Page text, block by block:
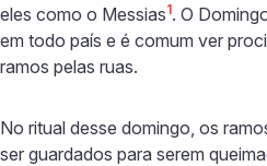
eles como o Messias1. O
em todo país e é comum ver
ramos pelas ruas.
No ritual desse domingo, os
ser guardados para serem